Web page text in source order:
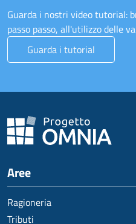
Guarda i nostri video tutorial:
passo passo, all'utilizzo delle
Guarda i tutorial
Aree
Ragioneria
Tributi